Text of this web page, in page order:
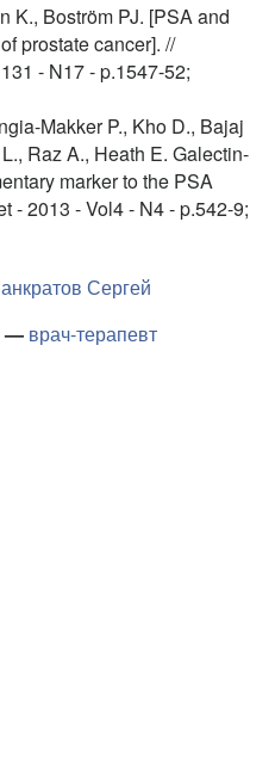
K., Boström PJ. [PSA and
prostate cancer]. //
- N17 - p.1547-52;
Makker P., Kho D., Bajaj
Raz A., Heath E. Galectin-
marker to the PSA
- 2013 - Vol4 - N4 - p.542-9;
Сергей
— врач-терапевт